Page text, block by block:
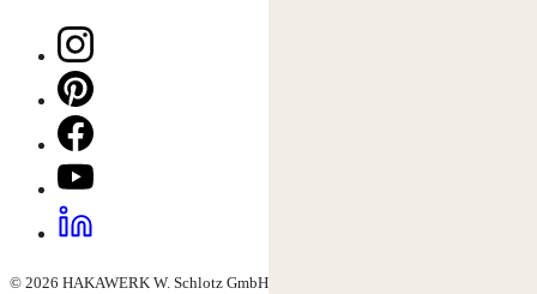
© 2026 HAKAWERK W. Schlotz GmbH